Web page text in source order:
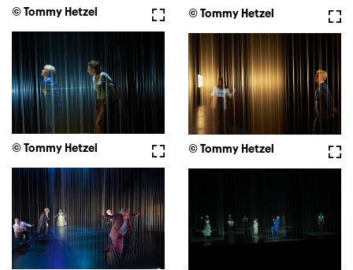
Vollbild
© Tommy Hetzel © Tommy Hetzel
Vollbild
© Tommy Hetzel © Tommy Hetzel